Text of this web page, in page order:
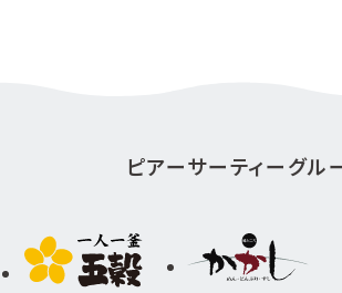
ピアーサーティーグル